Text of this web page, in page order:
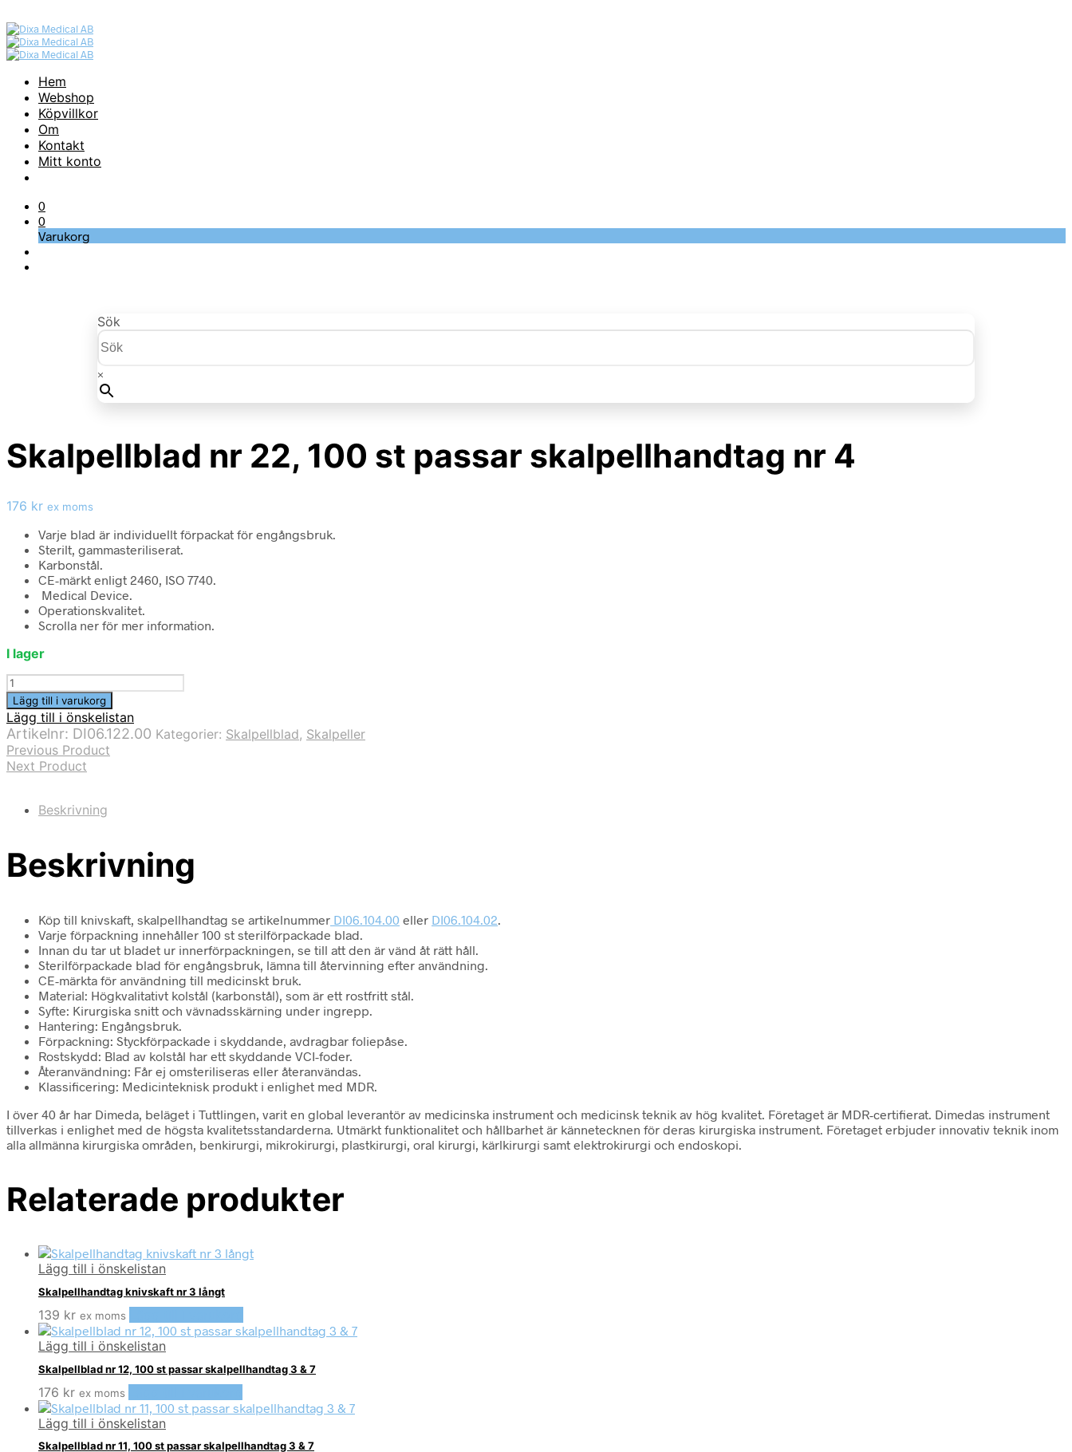
Hem
Webshop
Köpvillkor
Om
Kontakt
Mitt konto
0
0
Varukorg
Sök
×
Skalpellblad nr 22, 100 st passar skalpellhandtag nr 4
176 kr ex moms
Varje blad är individuellt förpackat för engångsbruk.
Sterilt, gammasteriliserat.
Karbonstål.
CE-märkt enligt 2460, ISO 7740.
Medical Device.
Operationskvalitet.
Scrolla ner för mer information.
I lager
Skalpellblad
nr
22,
100
st
passar
skalpellhandtag
Lägg till i varukorg
Lägg till i önskelistan
Artikelnr: DI06.122.00 Kategorier: Skalpellblad, Skalpeller
Previous Product
Next Product
Beskrivning
Beskrivning
Köp till knivskaft, skalpellhandtag se artikelnummer DI06.104.00 eller DI06.104.02
Varje förpackning innehåller 100 st sterilförpackade blad.
Innan du tar ut bladet ur innerförpackningen, se till att den är vänd åt rätt håll.
Sterilförpackade blad för engångsbruk, lämna till återvinning efter användning.
CE-märkta för användning till medicinskt bruk.
Material: Högkvalitativt kolstål (karbonstål), som är ett rostfritt stål.
Syfte: Kirurgiska snitt och vävnadsskärning under ingrepp.
Hantering: Engångsbruk.
Förpackning: Styckförpackade i skyddande, avdragbar foliepåse.
Rostskydd: Blad av kolstål har ett skyddande VCI-foder.
Återanvändning: Får ej omsteriliseras eller återanvändas.
Klassificering: Medicinteknisk produkt i enlighet med MDR.
I över 40 år har Dimeda, beläget i Tuttlingen, varit en global leverantör av medicinska instrument och medicinsk teknik av hög kvalitet. Företaget är MDR-certifierat. Dimedas instrument
tillverkas i enlighet med de högsta kvalitetsstandarderna. Utmärkt funktionalitet och hållbarhet är kännetecknen för deras kirurgiska instrument. Företaget erbjuder innovativ teknik inom
alla allmänna kirurgiska områden, benkirurgi, mikrokirurgi, plastkirurgi, oral kirurgi, kärlkirurgi samt elektrokirurgi och endoskopi.
Relaterade produkter
Lägg till i önskelistan
Skalpellhandtag knivskaft nr 3 långt
139 kr ex moms
Lägg till i önskelistan
Skalpellblad nr 12, 100 st passar skalpellhandtag 3 & 7
176 kr ex moms
Lägg till i önskelistan
Skalpellblad nr 11, 100 st passar skalpellhandtag 3 & 7